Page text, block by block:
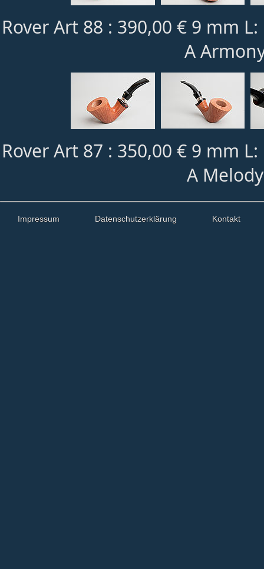
Rover Art 88 : 390,00 € 9 mm
A
Rover Art 87 : 350,00 € 9 mm
A
Impressum Datenschutzerklärung Kontakt